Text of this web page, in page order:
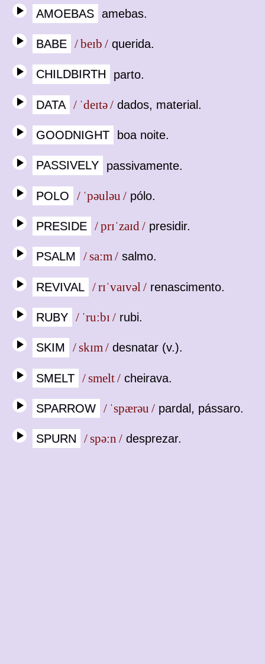
AMOEBAS amebas.
BABE / beɪb / querida.
CHILDBIRTH parto.
DATA / ˈdeɪtə / dados, material.
GOODNIGHT boa noite.
PASSIVELY passivamente.
POLO / ˈpəuləu / pólo.
PRESIDE / prɪˈzaɪd / presidir.
PSALM / sa:m / salmo.
REVIVAL / rɪˈvaɪvəl / renascimento.
RUBY / ˈru:bɪ / rubi.
SKIM / skɪm / desnatar (v.).
SMELT / smelt / cheirava.
SPARROW / ˈspærəu / pardal, pássaro.
SPURN / spə:n / desprezar.